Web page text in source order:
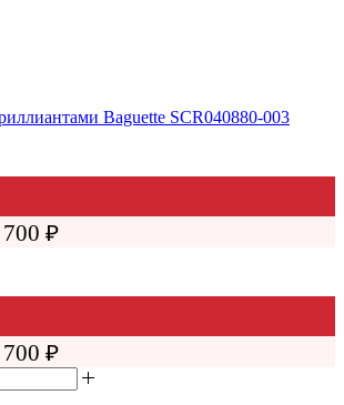
Baguette SCR040880-003
₽
700 ₽